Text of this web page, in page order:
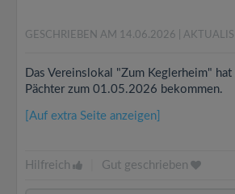
GESCHRIEBEN AM 14.06.2026 |
Das Vereinslokal "Zum Keglerheim"
Pächter zum 01.05.2026 bekommen.
[Auf extra Seite anzeigen]
Hilfreich Gut geschrieben